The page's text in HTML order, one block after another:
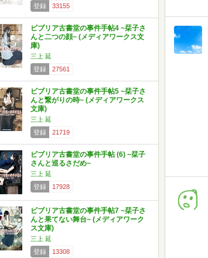
登録
33155
ビブリア古書堂の事件手帖4 ~栞子さ
んと二つの顔~ (メディアワークス文
庫)
三上 延
登録
27561
ビブリア古書堂の事件手帖5 ~栞子さ
んと繋がりの時~ (メディアワークス
文庫)
三上 延
登録
21719
ビブリア古書堂の事件手帖 (6) ~栞子
さんと巡るさだめ~
三上 延
登録
17928
ビブリア古書堂の事件手帖7 ~栞子さ
んと果てない舞台~ (メディアワーク
ス文庫)
三上 延
登録
13308